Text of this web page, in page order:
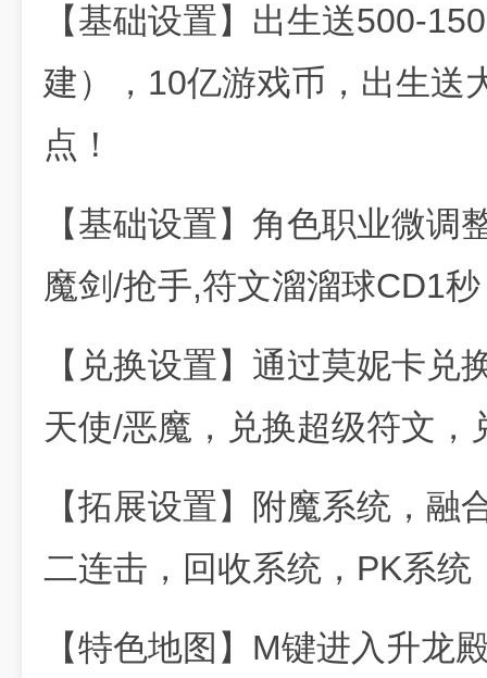
【基础设置】出生送500-
建），10亿游戏币，出生送
点！
【基础设置】角色职业微调
魔剑/抢手,符文溜溜球CD1
【兑换设置】通过莫妮卡兑
天使/恶魔，兑换超级符文
【拓展设置】附魔系统，融
二连击，回收系统，PK系
【特色地图】M键进入升龙